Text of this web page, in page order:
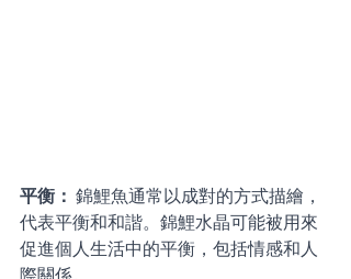
平衡： 錦鯉魚通常以成對的方式描繪，
代表平衡和和諧。錦鯉水晶可能被用來
促進個人生活中的平衡，包括情感和人